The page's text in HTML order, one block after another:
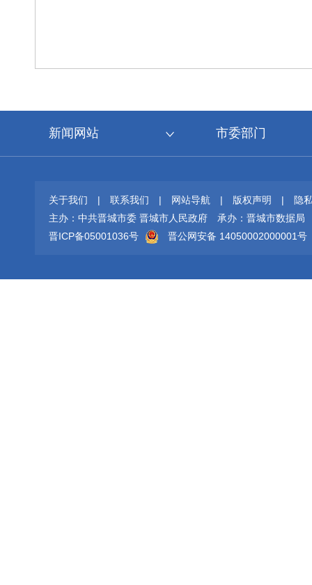
新闻网站 市委部门
关于我们 | 联系我们 | 网站导航 | 版权声明 |
隐
主办：中共晋城市委 晋城市人民政府
承办：晋城市数据局
晋ICP备05001036号
晋公网安备 14050002000001号